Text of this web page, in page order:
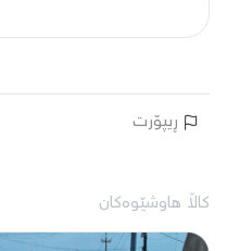
ڕیپۆرت
کاڵا هاوشێوەکان